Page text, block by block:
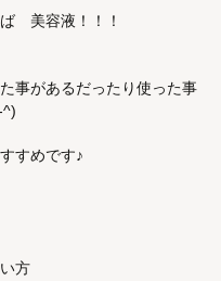
美容液！！！
事があるだったり使った事
^)
すめです♪
方